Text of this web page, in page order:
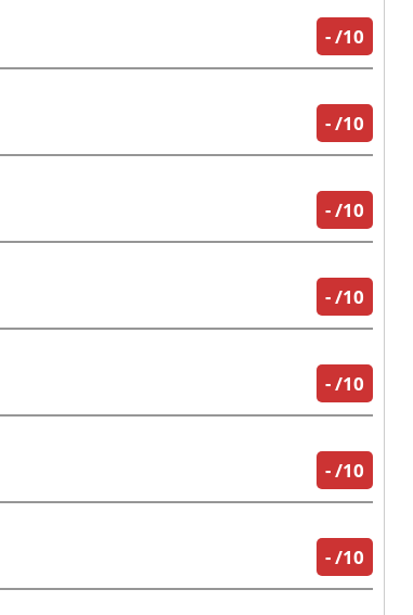
-/10
-/10
-/10
-/10
-/10
-/10
-/10